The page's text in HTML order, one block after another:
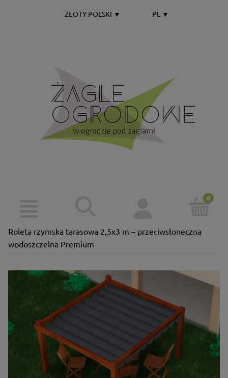
ZŁOTY POLSKI ▼ PL ▼
Roleta rzymska tarasowa 2,5x3 m – przeciwsłoneczna
wodoszczelna Premium